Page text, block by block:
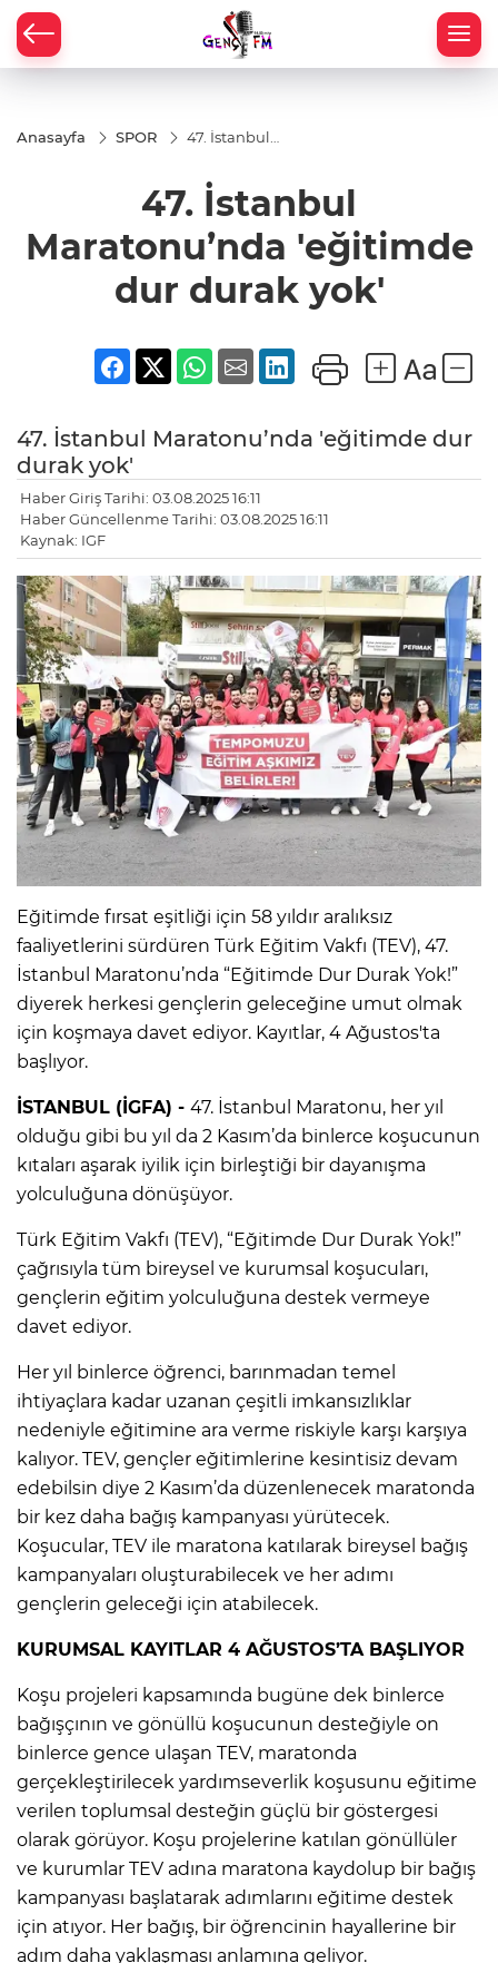
Anasayfa SPOR
47. İstanbul
durak yok'
47. İstanbul
Maratonu’nda 'eğitimde
dur durak yok'
47. İstanbul Maratonu’nda 'eğitimde dur
durak yok'
Haber Giriş Tarihi: 03.08.2025 16:11
Haber Güncellenme Tarihi: 03.08.2025 16:11
Kaynak: IGF
Eğitimde fırsat eşitliği için 58 yıldır aralıksız
faaliyetlerini sürdüren Türk Eğitim Vakfı (TEV), 47.
İstanbul Maratonu’nda “Eğitimde Dur Durak Yok!”
diyerek herkesi gençlerin geleceğine umut olmak
için koşmaya davet ediyor. Kayıtlar, 4 Ağustos'ta
başlıyor.
İSTANBUL (İGFA) - 47. İstanbul Maratonu, her yıl
olduğu gibi bu yıl da 2 Kasım’da binlerce koşucunun
kıtaları aşarak iyilik için birleştiği bir dayanışma
yolculuğuna dönüşüyor.
Türk Eğitim Vakfı (TEV), “Eğitimde Dur Durak Yok!”
çağrısıyla tüm bireysel ve kurumsal koşucuları,
gençlerin eğitim yolculuğuna destek vermeye
davet ediyor.
Her yıl binlerce öğrenci, barınmadan temel
ihtiyaçlara kadar uzanan çeşitli imkansızlıklar
nedeniyle eğitimine ara verme riskiyle karşı karşıya
kalıyor. TEV, gençler eğitimlerine kesintisiz devam
edebilsin diye 2 Kasım’da düzenlenecek maratonda
bir kez daha bağış kampanyası yürütecek.
Koşucular, TEV ile maratona katılarak bireysel bağış
kampanyaları oluşturabilecek ve her adımı
gençlerin geleceği için atabilecek.
KURUMSAL KAYITLAR 4 AĞUSTOS’TA BAŞLIYOR
Koşu projeleri kapsamında bugüne dek binlerce
bağışçının ve gönüllü koşucunun desteğiyle on
binlerce gence ulaşan TEV, maratonda
gerçekleştirilecek yardımseverlik koşusunu eğitime
verilen toplumsal desteğin güçlü bir göstergesi
olarak görüyor. Koşu projelerine katılan gönüllüler
ve kurumlar TEV adına maratona kaydolup bir bağış
kampanyası başlatarak adımlarını eğitime destek
için atıyor. Her bağış, bir öğrencinin hayallerine bir
adım daha yaklaşması anlamına geliyor.